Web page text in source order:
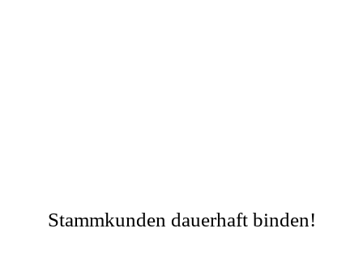
Stammkunden dauerhaft binden!